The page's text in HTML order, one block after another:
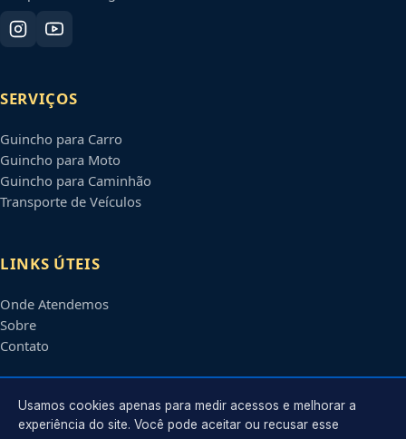
SERVIÇOS
Guincho para Carro
Guincho para Moto
Guincho para Caminhão
Transporte de Veículos
LINKS ÚTEIS
Onde Atendemos
Sobre
Contato
CONTATO
Usamos cookies apenas para medir acessos e melhorar a
experiência do site. Você pode aceitar ou recusar esse